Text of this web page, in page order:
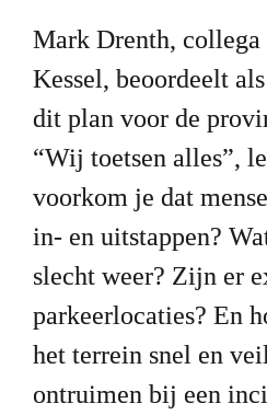
Mark Drenth, collega
Kessel, beoordeelt
dit plan voor de
“Wij toetsen alles”,
voorkom je dat
in- en uitstappen?
slecht weer? Zijn er
parkeerlocaties? En
het terrein snel en
ontruimen bij een